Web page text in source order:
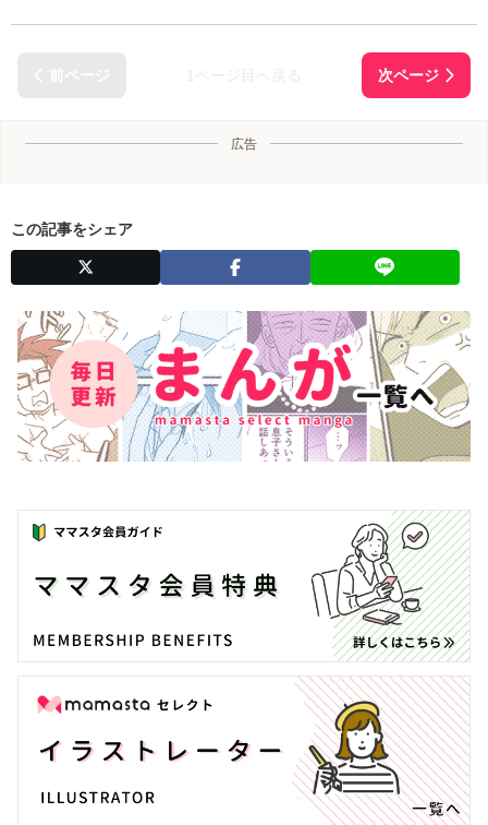
広告
この記事をシェア